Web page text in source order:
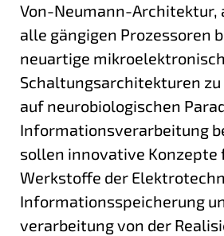
Von-Neumann-Architektur,
alle gängigen Prozessoren
neuartige
Schaltungsarchitekturen zu
auf neurobiologischen
Informationsverarbeitung
sollen innovative
Werkstoffe der
Informationsspeicherung
verarbeitung von der